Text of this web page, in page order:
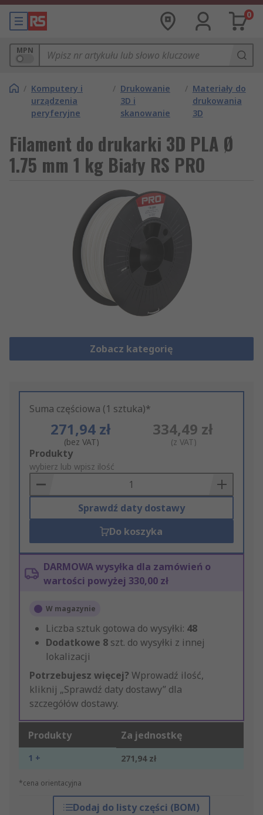
0
MPN
/ Komputery i
urządzenia
peryferyjne
/ Drukowanie
3D i
skanowanie
/ Materiały do
drukowania
3D
Filament do drukarki 3D PLA Ø
1.75 mm 1 kg Biały RS PRO
Zobacz kategorię
Suma częściowa (1 sztuka)*
271,94 zł
(bez VAT)
334,49 zł
(z VAT)
Add
to
Basket
Produkty
wybierz lub wpisz ilość
Sprawdź daty dostawy
Do koszyka
DARMOWA wysyłka dla zamówień o
wartości powyżej 330,00 zł
W magazynie
Liczba sztuk gotowa do wysyłki: 48
Dodatkowe 8 szt. do wysyłki z innej
lokalizacji
Potrzebujesz więcej? Wprowadź ilość,
kliknij „Sprawdź daty dostawy” dla
szczegółów dostawy.
Produkty Za jednostkę
1 + 271,94 zł
*cena orientacyjna
Dodaj do listy części (BOM)